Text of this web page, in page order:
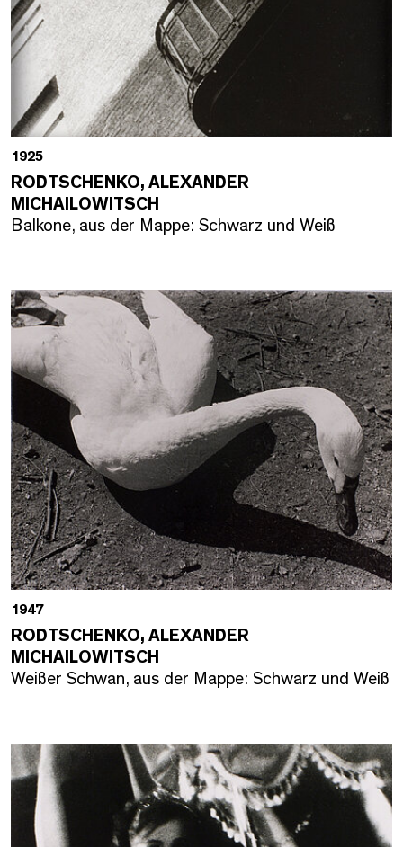
1925
RODTSCHENKO, ALEXANDER
MICHAILOWITSCH
Balkone, aus der Mappe: Schwarz und Weiß
1947
RODTSCHENKO, ALEXANDER
MICHAILOWITSCH
Weißer Schwan, aus der Mappe: Schwarz und Weiß